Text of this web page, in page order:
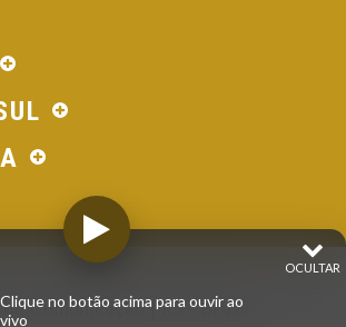
Reservados - Rádio Pampa - Rede
Comunicação | RS - Brasil.
OCULTAR
Clique no botão acima para ouvir ao
vivo